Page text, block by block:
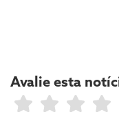
Avalie esta